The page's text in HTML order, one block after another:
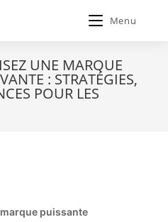
Menu
UNE MARQUE
: STRATÉGIES,
POUR LES
puissante